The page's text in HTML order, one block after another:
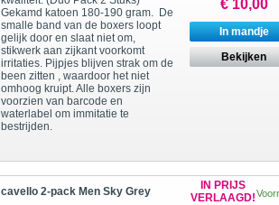
Gekamd katoen 180-190 gram. De
smalle band van de boxers loopt
gelijk door en slaat niet om,
stikwerk aan zijkant voorkomt
irritaties. Pijpjes blijven strak om de
been zitten , waardoor het niet
omhoog kruipt. Alle boxers zijn
voorzien van barcode en
waterlabel om immitatie te
bestrijden.
€ 10,00
In mandje
Bekijken
cavello 2-pack Men Sky Grey
IN PRIJS
VERLAAGD!